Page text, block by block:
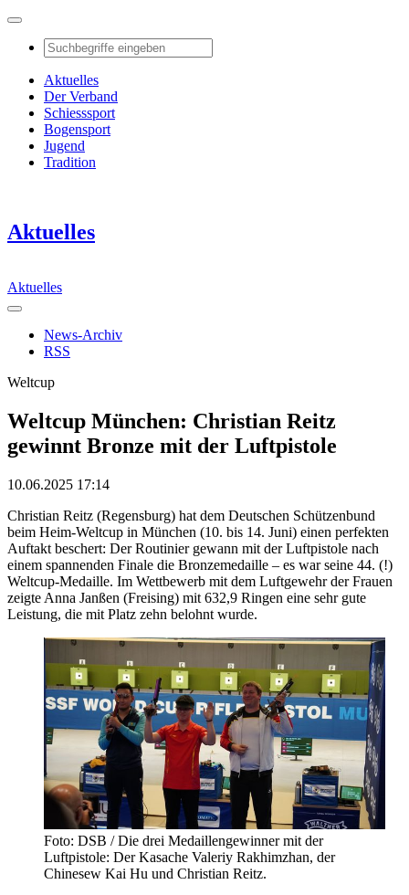
Aktuelles
Der Verband
Schiesssport
Bogensport
Jugend
Tradition
Aktuelles
Aktuelles
News-Archiv
RSS
Weltcup
Weltcup München: Christian Reitz
gewinnt Bronze mit der Luftpistole
10.06.2025 17:14
Christian Reitz (Regensburg) hat dem Deutschen Schützenbund
beim Heim-Weltcup in München (10. bis 14. Juni) einen perfekten
Auftakt beschert: Der Routinier gewann mit der Luftpistole nach
einem spannenden Finale die Bronzemedaille – es war seine 44. (!)
Weltcup-Medaille. Im Wettbewerb mit dem Luftgewehr der Frauen
zeigte Anna Janßen (Freising) mit 632,9 Ringen eine sehr gute
Leistung, die mit Platz zehn belohnt wurde.
Foto: DSB / Die drei Medaillengewinner mit der
Luftpistole: Der Kasache Valeriy Rakhimzhan, der
Chinesew Kai Hu und Christian Reitz.